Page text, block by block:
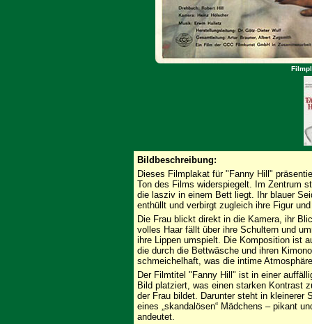
Bildbeschreibung:
Dieses Filmplakat für "Fanny Hill"
Ton des Films widerspiegelt. Im Zentrum
die lasziv in einem Bett liegt. Ihr blauer
enthüllt und verbirgt zugleich ihre Figur
Die Frau blickt direkt in die Kamera, ihr
volles Haar fällt über ihre Schultern und
ihre Lippen umspielt. Die Komposition ist
die durch die Bettwäsche und ihren
schmeichelhaft, was die intime
Der Filmtitel "Fanny Hill" ist in einer
Bild platziert, was einen starken Kontrast
der Frau bildet. Darunter steht in kleinerer
eines „skandalösen“ Mädchens – pikant
andeutet.